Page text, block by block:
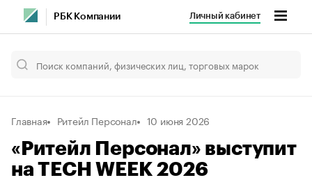
РБК Компании Личный кабинет
Главная Ритейл Персонал 10 июня 2026
«Ритейл Персонал» выступит
на TECH WEEK 2026